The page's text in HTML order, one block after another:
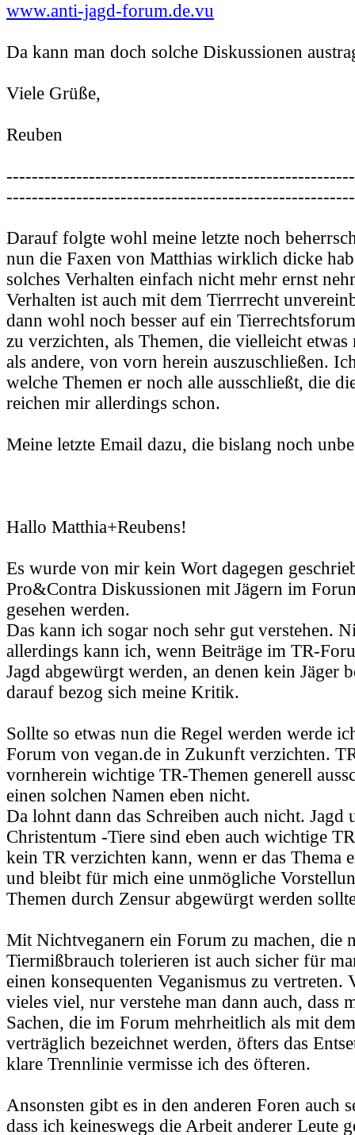
www.anti-jagd-forum.de.vu
Da kann man doch solche Diskussionen
Viele Grüße,
Reuben
Darauf folgte wohl meine letzte noch
nun die Faxen von Matthias wirklich dicke
solches Verhalten einfach nicht mehr ernst
Verhalten ist auch mit dem Tierrrecht
dann wohl noch besser auf ein
zu verzichten, als Themen, die vielleicht etwas
als andere, von vorn herein auszuschließen.
welche Themen er noch alle ausschließt, die
reichen mir allerdings schon.
Meine letzte Email dazu, die bislang noch
Hallo Matthia+Reubens!
Es wurde von mir kein Wort dagegen
Pro&Contra Diskussionen mit Jägern im
gesehen werden.
Das kann ich sogar noch sehr gut verstehen.
allerdings kann ich, wenn Beiträge im TR-
Jagd abgewürgt werden, an denen kein Jäger
darauf bezog sich meine Kritik.
Sollte so etwas nun die Regel werden werde
Forum von vegan.de in Zukunft verzichten.
vornherein wichtige TR-Themen generell
einen solchen Namen eben nicht.
Da lohnt dann das Schreiben auch nicht. Jagd
Christentum -Tiere sind eben auch wichtige
kein TR verzichten kann, wenn er das Thema
und bleibt für mich eine unmögliche
Themen durch Zensur abgewürgt werden
Mit Nichtveganern ein Forum zu machen, die
Tiermißbrauch tolerieren ist auch sicher für
einen konsequenten Veganismus zu vertreten.
vieles viel, nur verstehe man dann auch, dass
Sachen, die im Forum mehrheitlich als mit
verträglich bezeichnet werden, öfters das
klare Trennlinie vermisse ich des öfteren.
Ansonsten gibt es in den anderen Foren auch
dass ich keineswegs die Arbeit anderer Leute